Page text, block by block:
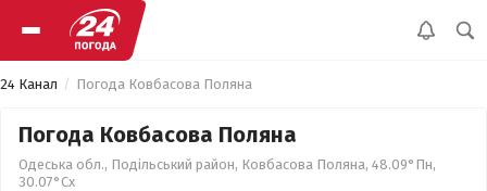
24 Канал Погода Ковбасова Поляна
Погода Ковбасова Поляна
Одеська обл., Подільський район, Ковбасова Поляна, 48.09°Пн,
30.07°Сх